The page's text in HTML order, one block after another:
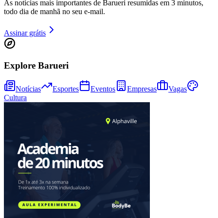
As notícias mais importantes de Barueri resumidas em 3 minutos,
todo dia de manhã no seu e-mail.
Assinar grátis
Explore Barueri
Notícias Esportes Eventos Empresas
Vagas
Cultura